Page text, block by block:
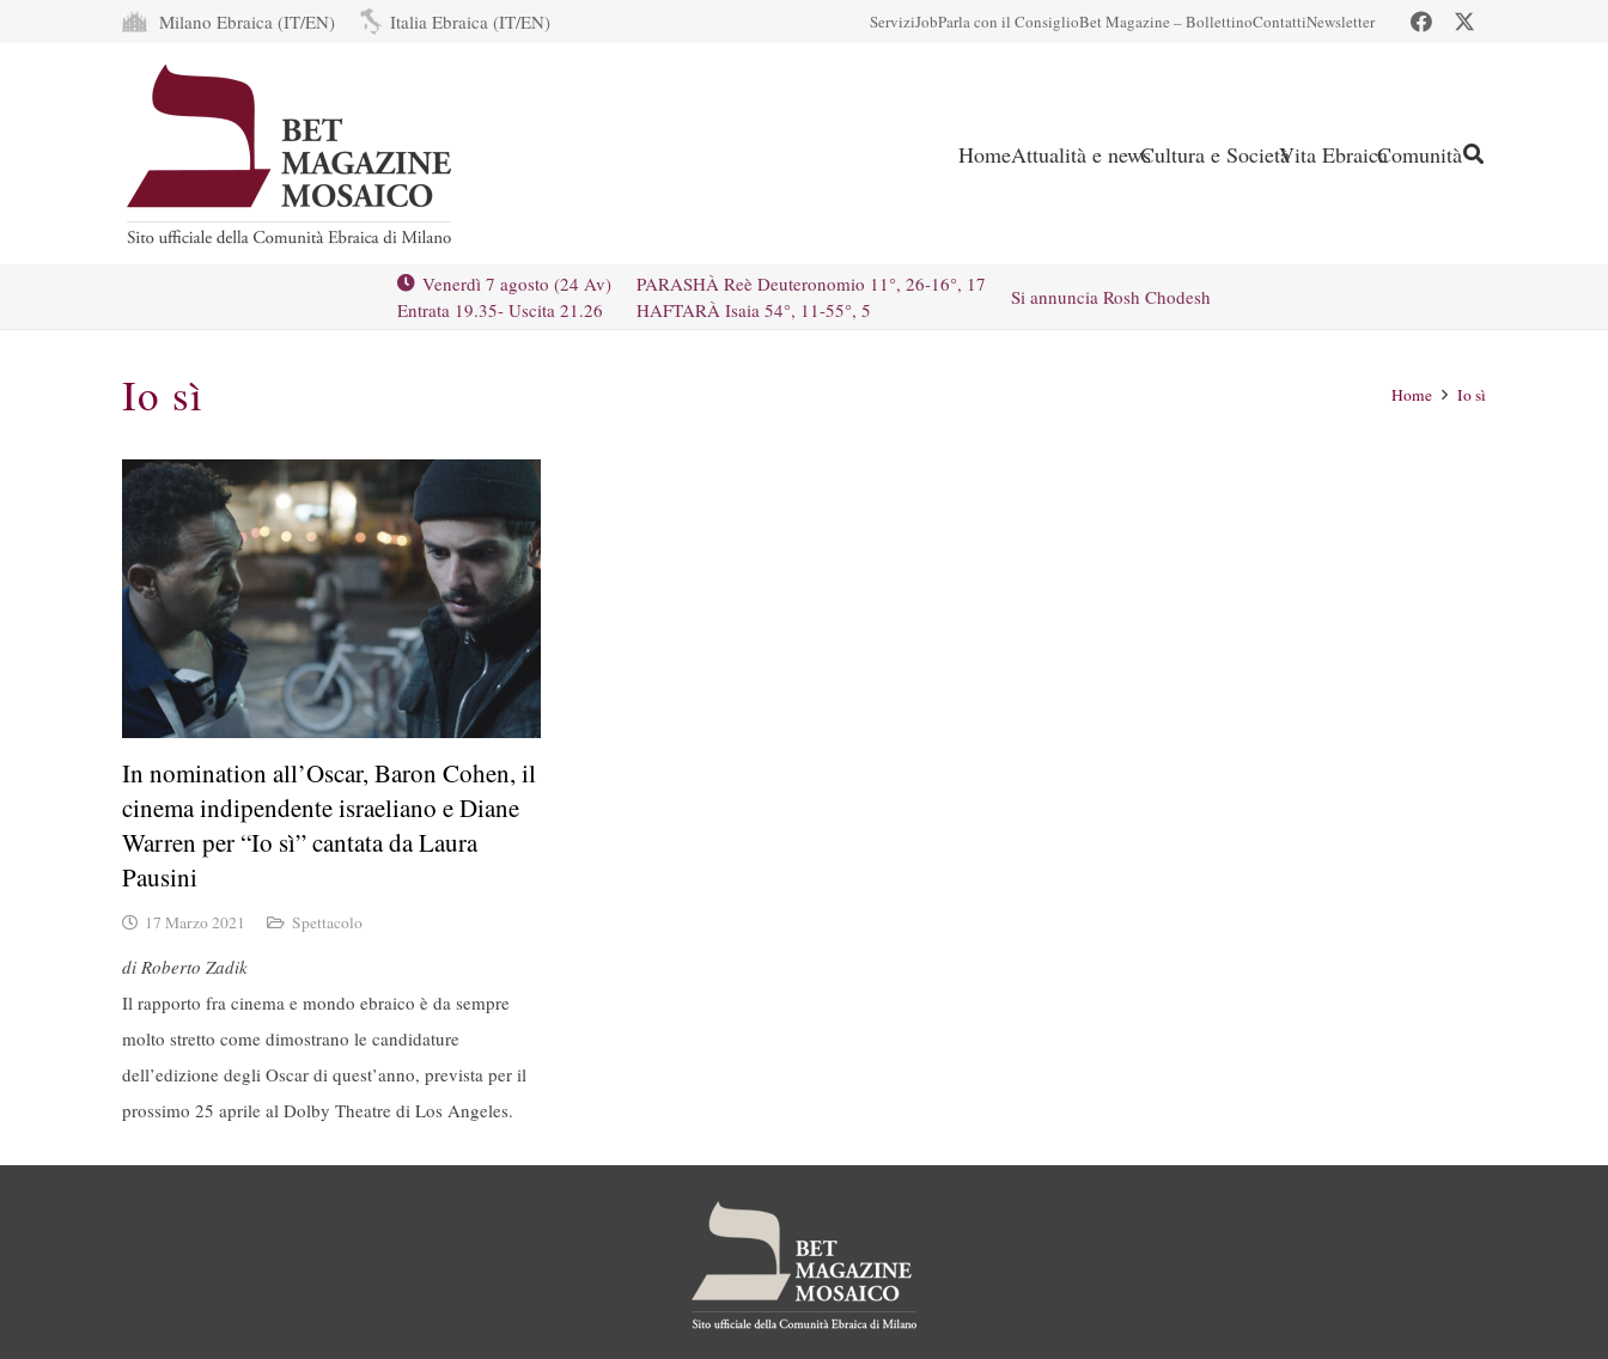
Milano Ebraica (IT/EN) Italia Ebraica (IT/EN) ServiziJobParla con il ConsiglioBet Magazine – BollettinoContattiNewsletter
HomeAttualità e newsCultura e SocietàVita EbraicaComunità
Venerdì 7 agosto (24 Av)
Entrata 19.35- Uscita 21.26
PARASHÀ Reè Deuteronomio 11°, 26-16°, 17
HAFTARÀ Isaia 54°, 11-55°, 5
Si annuncia Rosh Chodesh
Io sì Home Io sì
In nomination all’Oscar, Baron Cohen, il
cinema indipendente israeliano e Diane
Warren per “Io sì” cantata da Laura
Pausini
17 Marzo 2021 Spettacolo
di Roberto Zadik
Il rapporto fra cinema e mondo ebraico è da sempre
molto stretto come dimostrano le candidature
dell’edizione degli Oscar di quest’anno, prevista per il
prossimo 25 aprile al Dolby Theatre di Los Angeles.